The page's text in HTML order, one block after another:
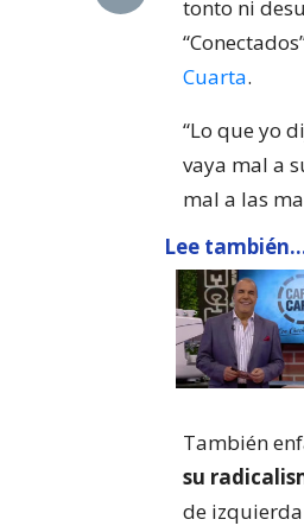
tonto ni
Cuarta.
“Lo que yo
vaya mal a
mal a las
Lee
También
su
de